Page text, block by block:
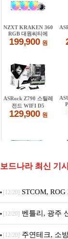
보드나라 최신 기
[12/20] STCOM,
Crosshair X870E
[12/20] 벤틀리, 광주
픈
[12/20] 주연테크, 소